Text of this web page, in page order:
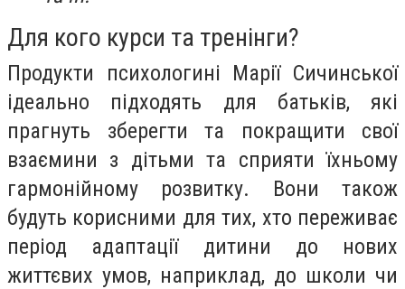
Для кого курси та тренінги?
Продукти психологині Марії Сичинської
ідеально підходять для батьків, які
прагнуть зберегти та покращити свої
взаємини з дітьми та сприяти їхньому
гармонійному розвитку. Вони також
будуть корисними для тих, хто переживає
період адаптації дитини до нових
життєвих умов, наприклад, до школи чи